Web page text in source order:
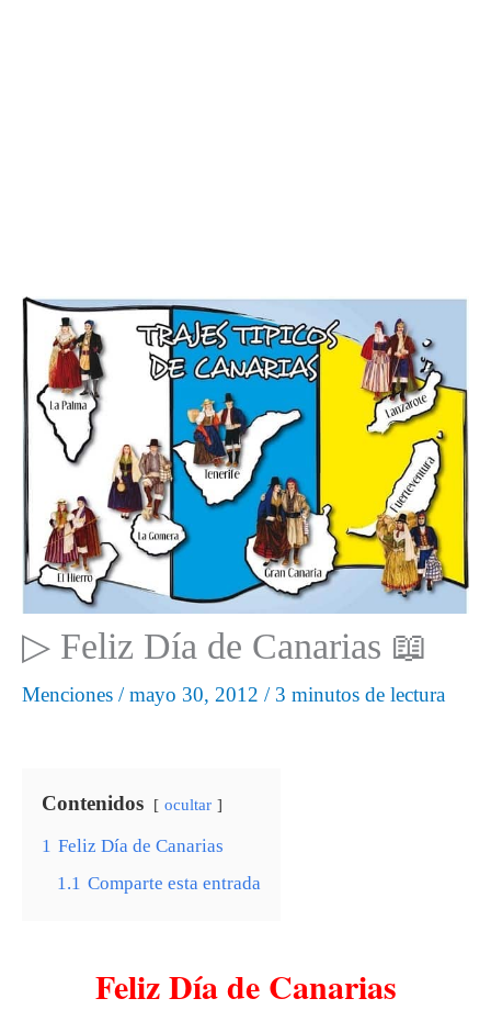
▷ Feliz Día de Canarias 📖
Menciones /mayo 30, 2012 / 3 minutos de lectura
Contenidos ocultar
1 Feliz Día de Canarias
1.1 Comparte esta entrada
Feliz Día de Canarias